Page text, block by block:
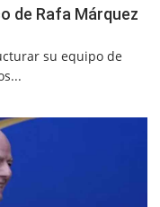
de Rafa Márquez
su equipo de